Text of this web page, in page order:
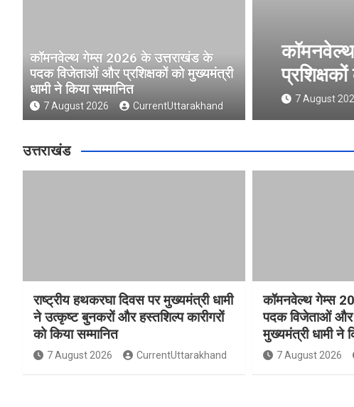
कॉमनवेल्थ गेम्स 2026 के उत्तराखंड के
पदक विजेताओं और प्रशिक्षकों को मुख्यमंत्री
धामी ने किया सम्मानित
7 August 2026 CurrentUttarakhand
धामी ने उत्कृष्ट बुनकरों
सम्मानित
प्रशिक्षकों
7 August 2026
उत्तराखंड
राष्ट्रीय हथकरघा दिवस पर मुख्यमंत्री धामी
ने उत्कृष्ट बुनकरों और हस्तशिल्प कारीगरों
को किया सम्मानित
7 August 2026 CurrentUttarakhand
कॉमनवेल्थ गेम्स
पदक विजेताओं और
मुख्यमंत्री धामी ने
7 August 2026